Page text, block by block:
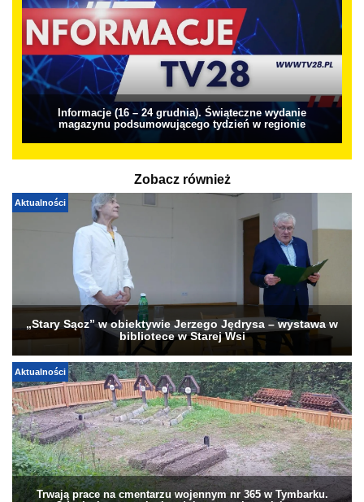
Informacje (16 – 24 grudnia). Świąteczne wydanie
magazynu podsumowującego tydzień w regionie
Zobacz również
Aktualności
„Stary Sącz” w obiektywie Jerzego Jędrysa – wystawa w
bibliotece w Starej Wsi
Aktualności
Trwają prace na cmentarzu wojennym nr 365 w Tymbarku.